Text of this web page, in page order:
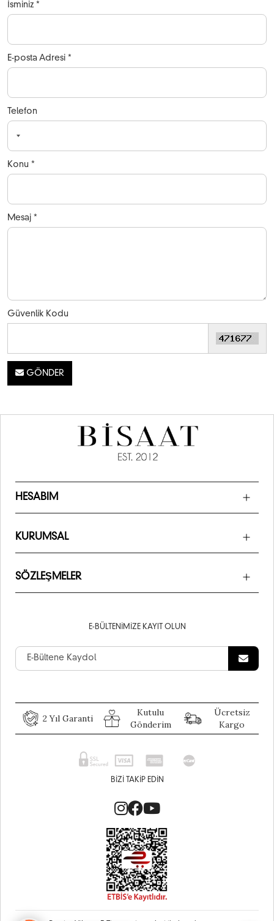
İsminiz *
E-posta Adresi *
Telefon
Konu *
Mesaj *
Güvenlik Kodu
GÖNDER
HESABIM
KURUMSAL
SÖZLEŞMELER
E-BÜLTENIMIZE KAYIT OLUN
2 Yıl Garanti
Kutulu
Gönderim
Ücretsiz
Kargo
BIZI TAKIP EDIN